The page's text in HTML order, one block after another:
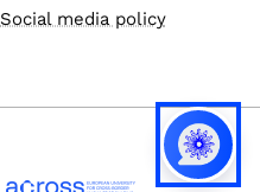
Social media policy